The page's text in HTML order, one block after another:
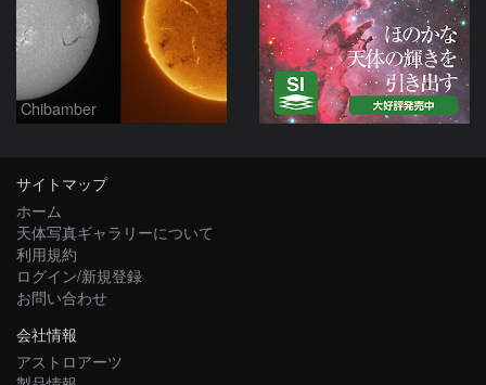
Chibamber
サイトマップ
ホーム
天体写真ギャラリーについて
利用規約
ログイン/新規登録
お問い合わせ
会社情報
アストロアーツ